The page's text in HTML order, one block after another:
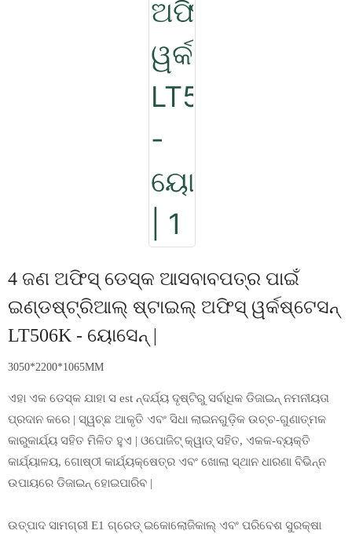
4 ଜଣ ଅଫିସ୍ ଡେସ୍କ ଆସବାବପତ୍ର ପାଇଁ
ଇଣ୍ଡଷ୍ଟ୍ରିଆଲ୍ ଷ୍ଟାଇଲ୍ ଅଫିସ୍ ୱର୍କଷ୍ଟେସନ୍
LT506K - ୟୋସେନ୍ |
3050*2200*1065MM
ଏହା ଏକ ଡେସ୍କ ଯାହା ସ est ନ୍ଦର୍ଯ୍ୟ ଦୃଷ୍ଟିରୁ ସର୍ବାଧିକ ଡିଜାଇନ୍ ନମନୀୟତା
ପ୍ରଦାନ କରେ | ସ୍ୱଚ୍ଛ ଆକୃତି ଏବଂ ସିଧା ଲାଇନଗୁଡ଼ିକ ଉଚ୍ଚ-ଗୁଣାତ୍ମକ
କାରୁକାର୍ଯ୍ୟ ସହିତ ମିଳିତ ହୁଏ | ଓପୋଜିଟ୍ କ୍ୱାଡ୍ ସହିତ, ଏକକ-ବ୍ୟକ୍ତି
କାର୍ଯ୍ୟାଳୟ, ଗୋଷ୍ଠୀ କାର୍ଯ୍ୟକ୍ଷେତ୍ର ଏବଂ ଖୋଲା ସ୍ଥାନ ଧାରଣା ବିଭିନ୍ନ
ଉପାୟରେ ଡିଜାଇନ୍ ହୋଇପାରିବ |
ଉତ୍ପାଦ ସାମଗ୍ରୀ E1 ଗ୍ରେଡ୍ ଇକୋଲୋଜିକାଲ୍ ଏବଂ ପରିବେଶ ସୁରକ୍ଷା